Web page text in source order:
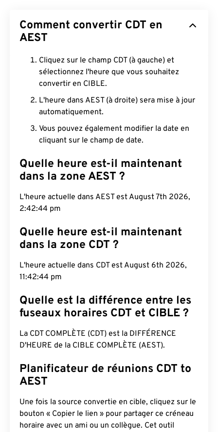
Comment convertir CDT en
AEST
Cliquez sur le champ CDT (à gauche) et
sélectionnez l'heure que vous souhaitez
convertir en CIBLE.
L'heure dans AEST (à droite) sera mise à jour
automatiquement.
Vous pouvez également modifier la date en
cliquant sur le champ de date.
Quelle heure est-il maintenant
dans la zone AEST ?
L'heure actuelle dans AEST est August 7th 2026,
2:42:45 pm
Quelle heure est-il maintenant
dans la zone CDT ?
L'heure actuelle dans CDT est August 6th 2026,
11:42:45 pm
Quelle est la différence entre les
fuseaux horaires CDT et CIBLE ?
La CDT COMPLÈTE (CDT) est la DIFFÉRENCE
D'HEURE de la CIBLE COMPLÈTE (AEST).
Planificateur de réunions CDT to
AEST
Une fois la source convertie en cible, cliquez sur le
bouton « Copier le lien » pour partager ce créneau
horaire avec un ami ou un collègue. Cet outil